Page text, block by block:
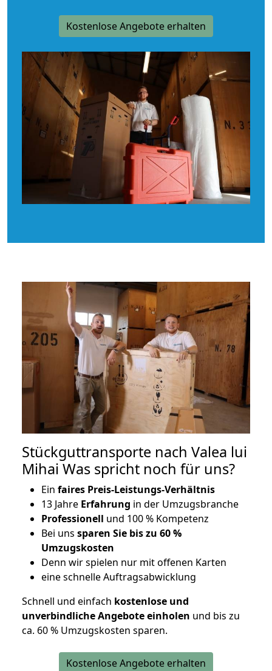
Kostenlose Angebote erhalten
Stückguttransporte nach Valea lui
Mihai Was spricht noch für uns?
Ein faires Preis-Leistungs-Verhältnis
13 Jahre Erfahrung in der Umzugsbranche
Professionell und 100 % Kompetenz
Bei uns sparen Sie bis zu 60 %
Umzugskosten
Denn wir spielen nur mit offenen Karten
eine schnelle Auftragsabwicklung
Schnell und einfach kostenlose und
unverbindliche Angebote einholen und bis zu
ca. 60 % Umzugskosten sparen.
Kostenlose Angebote erhalten